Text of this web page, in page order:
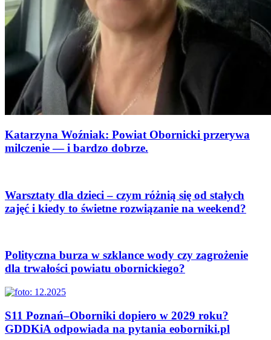
Katarzyna Woźniak: Powiat Obornicki przerywa
milczenie — i bardzo dobrze.
Warsztaty dla dzieci – czym różnią się od stałych
zajęć i kiedy to świetne rozwiązanie na weekend?
Polityczna burza w szklance wody czy zagrożenie
dla trwałości powiatu obornickiego?
S11 Poznań–Oborniki dopiero w 2029 roku?
GDDKiA odpowiada na pytania eoborniki.pl